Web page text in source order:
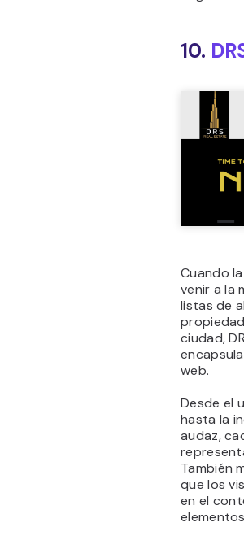
10.
Cuando
venir a la
listas de
ciudad,
web.
Desde el
hasta la
audaz,
También
que los
en el